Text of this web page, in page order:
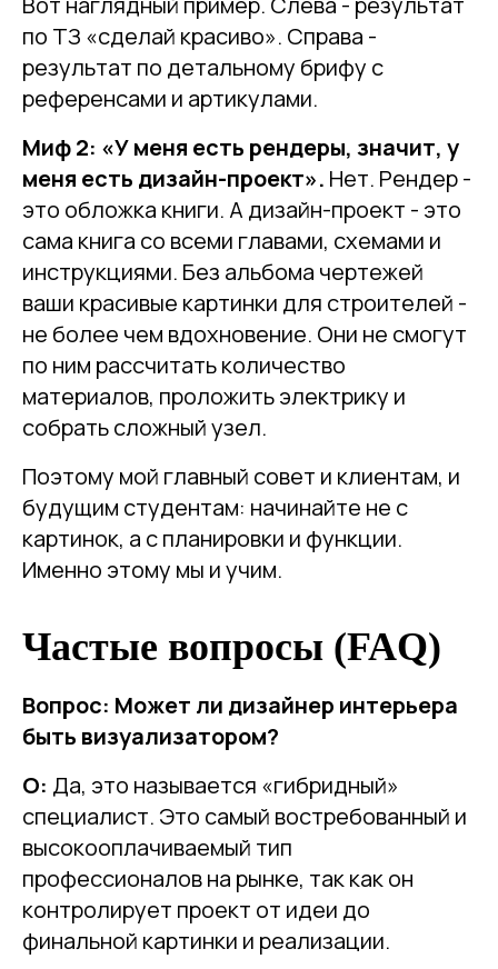
по ТЗ «сделай красиво». Справа -
результат по детальному брифу с
референсами и артикулами.
Миф 2: «У меня есть рендеры, значит, у
меня есть дизайн-проект». Нет. Рендер -
это обложка книги. А дизайн-проект - это
сама книга со всеми главами, схемами и
инструкциями. Без альбома чертежей
ваши красивые картинки для строителей -
не более чем вдохновение. Они не смогут
по ним рассчитать количество
материалов, проложить электрику и
собрать сложный узел.
Поэтому мой главный совет и клиентам, и
будущим студентам: начинайте не с
картинок, а с планировки и функции.
Именно этому мы и учим.
Частые вопросы (FAQ)
Вопрос: Может ли дизайнер интерьера
быть визуализатором?
О: Да, это называется «гибридный»
специалист. Это самый востребованный и
высокооплачиваемый тип
профессионалов на рынке, так как он
контролирует проект от идеи до
финальной картинки и реализации.